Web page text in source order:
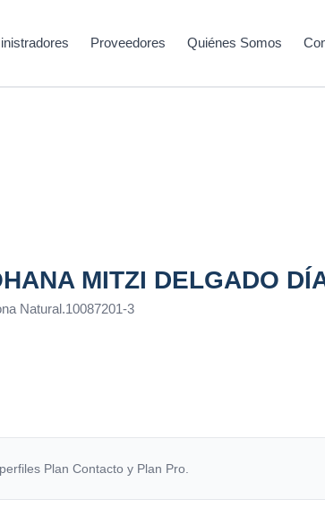
Proveedores Quiénes Somos
MITZI DELGADO
Natural.10087201-3
Plan Contacto y Plan Pro.